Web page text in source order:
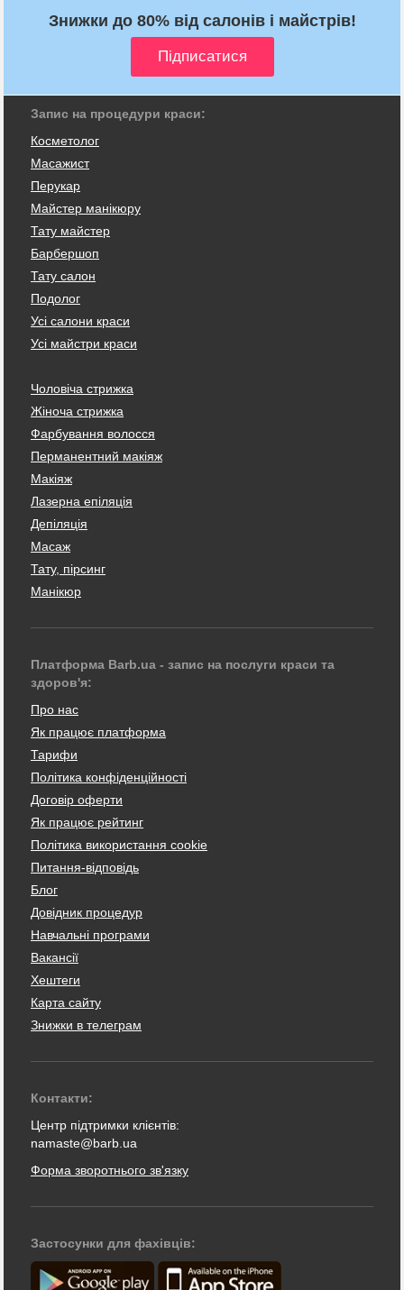
Знижки до 80% від салонів і майстрів!
Запис на процедури краси:
Косметолог
Масажист
Перукар
Майстер манікюру
Тату майстер
Барбершоп
Тату салон
Подолог
Усі салони краси
Усі майстри краси
Чоловіча стрижка
Жіноча стрижка
Фарбування волосся
Перманентний макіяж
Макіяж
Лазерна епіляція
Депіляція
Масаж
Тату, пірсинг
Манікюр
Платформа Barb.ua - запис на послуги краси та
здоров'я:
Про нас
Як працює платформа
Тарифи
Політика конфіденційності
Договір оферти
Як працює рейтинг
Політика використання cookie
Питання-відповідь
Блог
Довідник процедур
Навчальні програми
Вакансії
Хештеги
Карта сайту
Знижки в телеграм
Контакти:
Центр підтримки клієнтів:
namaste@barb.ua
Форма зворотнього зв'язку
Застосунки для фахівців: